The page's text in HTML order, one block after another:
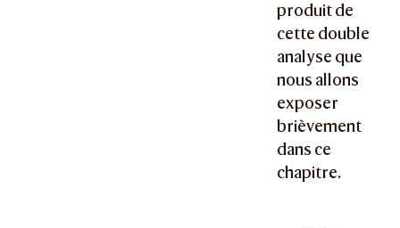
produit de
cette double
analyse que
nous allons
exposer
brièvement
dans ce
chapitre.